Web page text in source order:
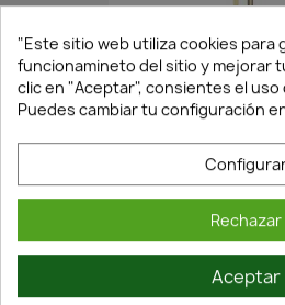
CERRADURA
"Este sitio web utiliza cookies para
funcionamineto del sitio y mejorar
clic en "Aceptar", consientes el uso
Puedes cambiar tu configuración
Rechazar
Aceptar